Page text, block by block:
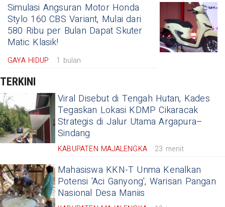
Simulasi Angsuran Motor Honda
Stylo 160 CBS Variant, Mulai dari
580 Ribu per Bulan Dapat Skuter
Matic Klasik!
GAYA HIDUP 1 bulan
TERKINI
Viral Disebut di Tengah Hutan, Kades
Tegaskan Lokasi KDMP Cikaracak
Strategis di Jalur Utama Argapura–
Sindang
KABUPATEN MAJALENGKA 23 menit
Mahasiswa KKN-T Unma Kenalkan
Potensi 'Aci Ganyong', Warisan Pangan
Nasional Desa Maniis